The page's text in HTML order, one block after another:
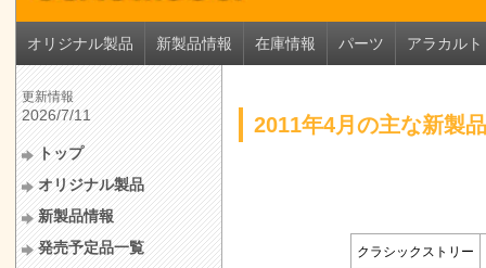
オリジナル製品 新製品情報 在庫情報 パーツ アラカルト
2011年4月の主な新製品
クラシックストリー
更新情報
2026/7/11
トップ
オリジナル製品
新製品情報
発売予定品一覧